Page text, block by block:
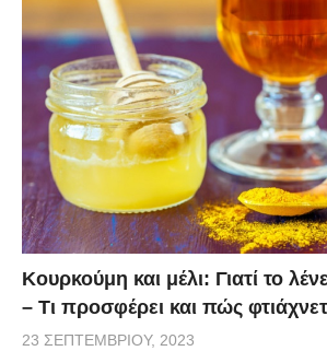
Κουρκούμη και μέλι: Γιατί το
– Τι προσφέρει και πώς
23 ΣΕΠΤΕΜΒΡΊΟΥ, 2023